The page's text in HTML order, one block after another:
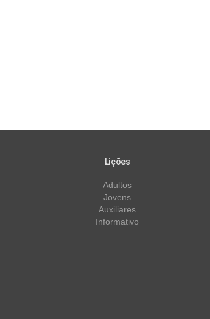
Lições
Adultos
Jovens
Auxiliares
Informativo